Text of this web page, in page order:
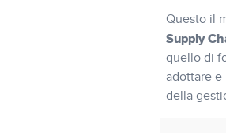
Questo il
Supply
quello di
adottare
della